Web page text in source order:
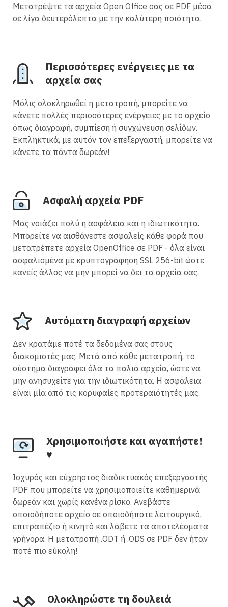
Μετατρέψτε τα αρχεία Open Office σας σε PDF μέσα
σε λίγα δευτερόλεπτα με την καλύτερη ποιότητα.
Περισσότερες ενέργειες με τα
αρχεία σας
Μόλις ολοκληρωθεί η μετατροπή, μπορείτε να
κάνετε πολλές περισσότερες ενέργειες με το αρχείο
όπως διαγραφή, συμπίεση ή συγχώνευση σελίδων.
Εκπληκτικά, με αυτόν τον επεξεργαστή, μπορείτε να
κάνετε τα πάντα δωρεάν!
Ασφαλή αρχεία PDF
Μας νοιάζει πολύ η ασφάλεια και η ιδιωτικότητα.
Μπορείτε να αισθάνεστε ασφαλείς κάθε φορά που
μετατρέπετε αρχεία OpenOffice σε PDF - όλα είναι
ασφαλισμένα με κρυπτογράφηση SSL 256-bit ώστε
κανείς άλλος να μην μπορεί να δει τα αρχεία σας.
Αυτόματη διαγραφή αρχείων
Δεν κρατάμε ποτέ τα δεδομένα σας στους
διακομιστές μας. Μετά από κάθε μετατροπή, το
σύστημα διαγράφει όλα τα παλιά αρχεία, ώστε να
μην ανησυχείτε για την ιδιωτικότητα. Η ασφάλεια
είναι μία από τις κορυφαίες προτεραιότητές μας.
Χρησιμοποιήστε και αγαπήστε!
♥
Ισχυρός και εύχρηστος διαδικτυακός επεξεργαστής
PDF που μπορείτε να χρησιμοποιείτε καθημερινά
δωρεάν και χωρίς κανένα ρίσκο. Ανεβάστε
οποιοδήποτε αρχείο σε οποιοδήποτε λειτουργικό,
επιτραπέζιο ή κινητό και λάβετε τα αποτελέσματα
γρήγορα. Η μετατροπή .ODT ή .ODS σε PDF δεν ήταν
ποτέ πιο εύκολη!
Ολοκληρώστε τη δουλειά